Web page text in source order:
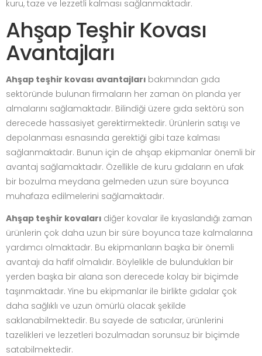
kuru, taze ve lezzetli kalması sağlanmaktadır.
Ahşap Teşhir Kovası
Avantajları
Ahşap teşhir kovası avantajları bakımından gıda
sektöründe bulunan firmaların her zaman ön planda yer
almalarını sağlamaktadır. Bilindiği üzere gıda sektörü son
derecede hassasiyet gerektirmektedir. Ürünlerin satışı ve
depolanması esnasında gerektiği gibi taze kalması
sağlanmaktadır. Bunun için de ahşap ekipmanlar önemli bir
avantaj sağlamaktadır. Özellikle de kuru gıdaların en ufak
bir bozulma meydana gelmeden uzun süre boyunca
muhafaza edilmelerini sağlamaktadır.
Ahşap teşhir kovaları diğer kovalar ile kıyaslandığı zaman
ürünlerin çok daha uzun bir süre boyunca taze kalmalarına
yardımcı olmaktadır. Bu ekipmanların başka bir önemli
avantajı da hafif olmalıdır. Böylelikle de bulundukları bir
yerden başka bir alana son derecede kolay bir biçimde
taşınmaktadır. Yine bu ekipmanlar ile birlikte gıdalar çok
daha sağlıklı ve uzun ömürlü olacak şekilde
saklanabilmektedir. Bu sayede de satıcılar, ürünlerini
tazelikleri ve lezzetleri bozulmadan sorunsuz bir biçimde
satabilmektedir.